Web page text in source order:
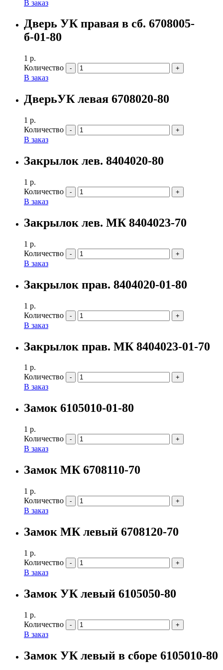
В заказ
Дверь УК правая в сб. 6708005-
б-01-80
1 р.
Количество
В заказ
ДверьУК левая 6708020-80
1 р.
Количество
В заказ
Закрылок лев. 8404020-80
1 р.
Количество
В заказ
Закрылок лев. МК 8404023-70
1 р.
Количество
В заказ
Закрылок прав. 8404020-01-80
1 р.
Количество
В заказ
Закрылок прав. МК 8404023-01-70
1 р.
Количество
В заказ
Замок 6105010-01-80
1 р.
Количество
В заказ
Замок МК 6708110-70
1 р.
Количество
В заказ
Замок МК левый 6708120-70
1 р.
Количество
В заказ
Замок УК левый 6105050-80
1 р.
Количество
В заказ
Замок УК левый в сборе 6105010-80